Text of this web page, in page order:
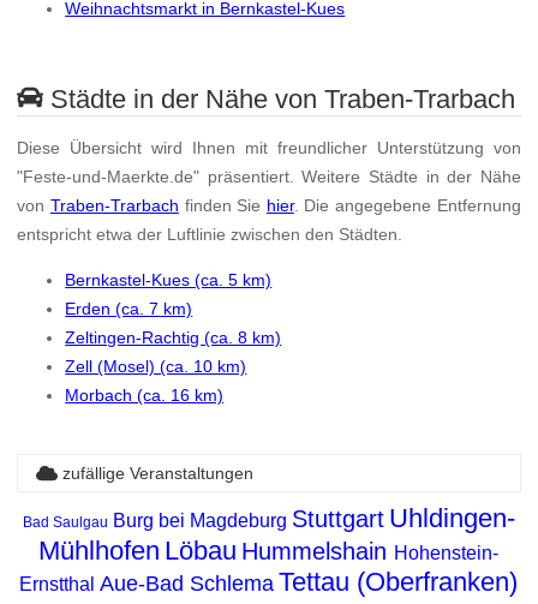
Weihnachtsmarkt in Bernkastel-Kues
Städte in der Nähe von Traben-Trarbach
Diese Übersicht wird Ihnen mit freundlicher Unterstützung von
"Feste-und-Maerkte.de" präsentiert. Weitere Städte in der Nähe
von Traben-Trarbach finden Sie hier. Die angegebene Entfernung
entspricht etwa der Luftlinie zwischen den Städten.
Bernkastel-Kues (ca. 5 km)
Erden (ca. 7 km)
Zeltingen-Rachtig (ca. 8 km)
Zell (Mosel) (ca. 10 km)
Morbach (ca. 16 km)
zufällige Veranstaltungen
Bad Saulgau Burg bei Magdeburg Stuttgart Uhldingen-
Mühlhofen Löbau Hummelshain Hohenstein-
Ernstthal Aue-Bad Schlema Tettau (Oberfranken)